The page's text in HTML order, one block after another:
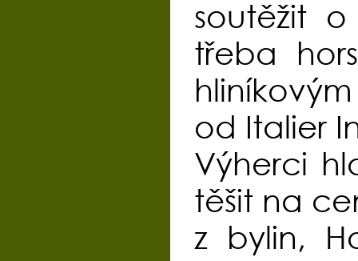
soutěžit
třeba
od Italier
Výherci
těšit na
z bylin,